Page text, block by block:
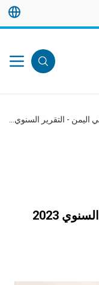
2023